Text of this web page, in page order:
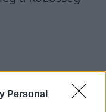
Personal
elmondta,
lakbért –